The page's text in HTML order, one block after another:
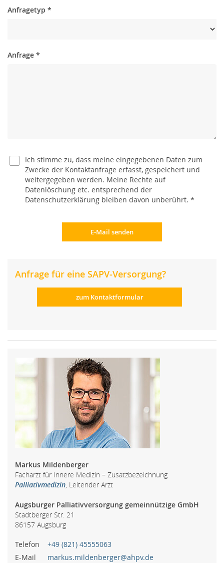
Anfragetyp *
Anfrage *
Ich stimme zu, dass meine eingegebenen Daten zum
Zwecke der Kontaktanfrage erfasst, gespeichert und
weitergegeben werden. Meine Rechte auf
Datenlöschung etc. entsprechend der
Datenschutzerklärung bleiben davon unberührt. *
E-Mail senden
Anfrage für eine SAPV-Versorgung?
zum Kontaktformular
Markus Mildenberger
Facharzt für Innere Medizin – Zusatzbezeichnung
Palliativmedizin, Leitender Arzt
Augsburger Palliativversorgung gemeinnützige GmbH
Stadtberger Str. 21
86157 Augsburg
Telefon
+49 (821) 45555063
E-Mail
markus.mildenberger@ahpv.de